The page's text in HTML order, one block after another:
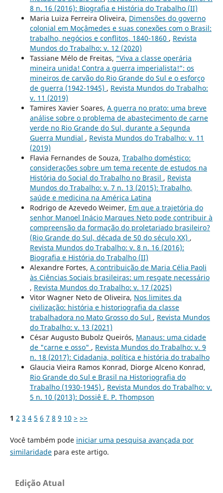
8 n. 16 (2016): Biografia e História do Trabalho (II)
Maria Luiza Ferreira Oliveira, Dimensões do governo
colonial em Moçâmedes e suas conexões com o Brasil:
trabalho, negócios e conflitos, 1840-1860 , Revista
Mundos do Trabalho: v. 12 (2020)
Tassiane Mélo de Freitas, “Viva a classe operária
mineira unida! Contra a guerra imperialista!”: os
mineiros de carvão do Rio Grande do Sul e o esforço
de guerra (1942-1945) , Revista Mundos do Trabalho:
v. 11 (2019)
Tamires Xavier Soares, A guerra no prato: uma breve
análise sobre o problema de abastecimento de carne
verde no Rio Grande do Sul, durante a Segunda
Guerra Mundial , Revista Mundos do Trabalho: v. 11
(2019)
Flavia Fernandes de Souza, Trabalho doméstico:
considerações sobre um tema recente de estudos na
História do Social do Trabalho no Brasil , Revista
Mundos do Trabalho: v. 7 n. 13 (2015): Trabalho,
saúde e medicina na América Latina
Rodrigo de Azevedo Weimer, Em que a trajetória do
senhor Manoel Inácio Marques Neto pode contribuir à
compreensão da formação do proletariado brasileiro?
(Rio Grande do Sul, década de 50 do século XX) ,
Revista Mundos do Trabalho: v. 8 n. 16 (2016):
Biografia e História do Trabalho (II)
Alexandre Fortes, A contribuição de Maria Célia Paoli
às Ciências Sociais brasileiras: um resgate necessário
, Revista Mundos do Trabalho: v. 17 (2025)
Vitor Wagner Neto de Oliveira, Nos limites da
civilização: história e historiografia da classe
trabalhadora no Mato Grosso do Sul , Revista Mundos
do Trabalho: v. 13 (2021)
César Augusto Bubolz Queirós, Manaus: uma cidade
de "carne e osso" , Revista Mundos do Trabalho: v. 9
n. 18 (2017): Cidadania, política e história do trabalho
Glaucia Vieira Ramos Konrad, Diorge Alceno Konrad,
Rio Grande do Sul e Brasil na Historiografia do
Trabalho (1930-1945) , Revista Mundos do Trabalho: v.
5 n. 10 (2013): Dossiê E. P. Thompson
1 2 3 4 5 6 7 8 9 10 > >>
Você também pode iniciar uma pesquisa avançada por
similaridadepara este artigo.
Edição Atual